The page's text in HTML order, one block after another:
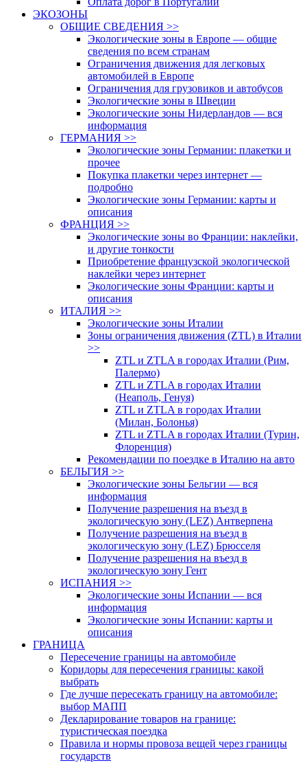
ЭКОЗОНЫ
ОБЩИЕ СВЕДЕНИЯ >>
Экологические зоны в Европе — общие
сведения по всем странам
Ограничения движения для легковых
автомобилей в Европе
Ограничения для грузовиков и автобусов
Экологические зоны в Швеции
Экологические зоны Нидерландов — вся
информация
ГЕРМАНИЯ >>
Экологические зоны Германии: плакетки и
прочее
Покупка плакетки через интернет —
подробно
Экологические зоны Германии: карты и
описания
ФРАНЦИЯ >>
Экологические зоны во Франции: наклейки,
и другие тонкости
Приобретение французской экологической
наклейки через интернет
Экологические зоны Франции: карты и
описания
ИТАЛИЯ >>
Экологические зоны Италии
Зоны ограничения движения (ZTL) в Италии
>>
ZTL и ZTLA в городах Италии (Рим,
Палермо)
ZTL и ZTLA в городах Италии
(Неаполь, Генуя)
ZTL и ZTLA в городах Италии
(Милан, Болонья)
ZTL и ZTLA в городах Италии (Турин,
Флоренция)
Рекомендации по поездке в Италию на авто
БЕЛЬГИЯ >>
Экологические зоны Бельгии — вся
информация
Получение разрешения на въезд в
экологическую зону (LEZ) Антверпена
Получение разрешения на въезд в
экологическую зону (LEZ) Брюсселя
Получение разрешения на въезд в
экологическую зону Гент
ИСПАНИЯ >>
Экологические зоны Испании — вся
информация
Экологические зоны Испании: карты и
описания
ГРАНИЦА
Пересечение границы на автомобиле
Коридоры для пересечения границы: какой
выбрать
Где лучше пересекать границу на автомобиле:
выбор МАПП
Декларирование товаров на границе:
туристическая поездка
Правила и нормы провоза вещей через границы
государств